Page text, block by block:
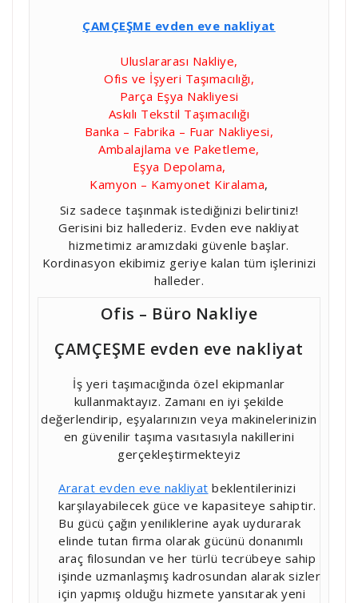
ÇAMÇEŞME evden eve nakliyat
Uluslararası Nakliye,
Ofis ve İşyeri Taşımacılığı,
Parça Eşya Nakliyesi
Askılı Tekstil Taşımacılığı
Banka – Fabrika – Fuar Nakliyesi,
Ambalajlama ve Paketleme,
Eşya Depolama,
Kamyon – Kamyonet Kiralama,
Siz sadece taşınmak istediğinizi belirtiniz!
Gerisini biz hallederiz. Evden eve nakliyat
hizmetimiz aramızdaki güvenle başlar.
Kordinasyon ekibimiz geriye kalan tüm işlerinizi
halleder.
Ofis – Büro Nakliye
ÇAMÇEŞME evden eve nakliyat
İş yeri taşımacığında özel ekipmanlar
kullanmaktayız. Zamanı en iyi şekilde
değerlendirip, eşyalarınızın veya makinelerinizin
en güvenilir taşıma vasıtasıyla nakillerini
gerçekleştirmekteyiz
Ararat evden eve nakliyat beklentilerinizi
karşılayabilecek güce ve kapasiteye sahiptir.
Bu gücü çağın yeniliklerine ayak uydurarak
elinde tutan firma olarak gücünü donanımlı
araç filosundan ve her türlü tecrübeye sahip
işinde uzmanlaşmış kadrosundan alarak sizler
için yapmış olduğu hizmete yansıtarak yeni